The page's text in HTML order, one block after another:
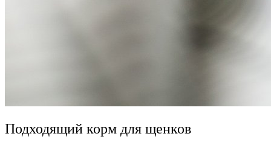
Подходящий корм для щенков